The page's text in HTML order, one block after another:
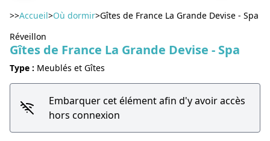
>>Accueil>Où dormir>Gîtes de France La Grande Devise - Spa
Réveillon
Gîtes de France La Grande Devise - Spa
Type : Meublés et Gîtes
Embarquer cet élément afin d'y avoir accès
hors connexion